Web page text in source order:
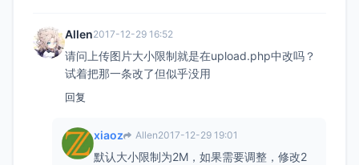
Allen2017-12-29 16:52
请问上传图片大小限制就是在upload.php中改吗？
试着把那一条改了但似乎没用
回复
xiaoz Allen2017-12-29 19:01
默认大小限制为2M，如果需要调整，修改2